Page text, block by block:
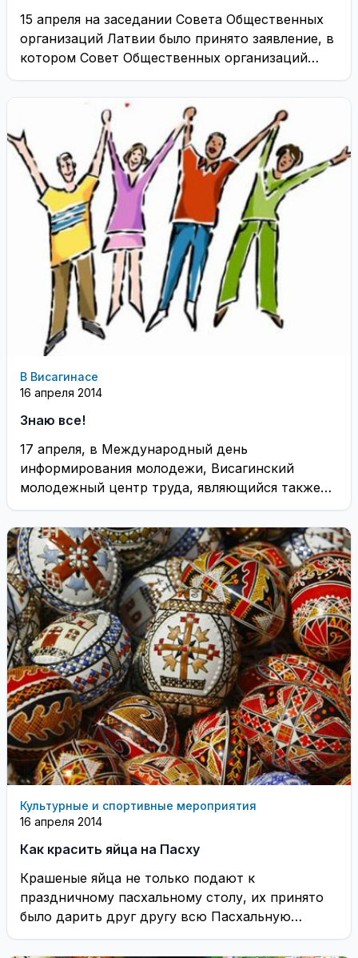
15 апреля на заседании Совета Общественных
организаций Латвии было принято заявление, в
котором Совет Общественных организаций
Латвии просит у указанных ...
В Висагинасе
16 апреля 2014
Знаю все!
17 апреля, в Международный день
информирования молодежи, Висагинский
молодежный центр труда, являющийся также
Инфоточкой сети Eurodesk Lietuva , приглашает
молодых ...
Культурные и спортивные мероприятия
16 апреля 2014
Как красить яйца на Пасху
Крашеные яйца не только подают к
праздничному пасхальному столу, их принято
было дарить друг другу всю Пасхальную
неделю. Яйцо издревле ...